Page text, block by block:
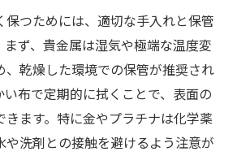
保つためには、適切な手入れと保管
ず、貴金属は湿気や極端な温度変
、乾燥した環境での保管が推奨され
い布で定期的に拭くことで、表面の
きます。特に金やプラチナは化学薬
や洗剤との接触を避けるよう注意が